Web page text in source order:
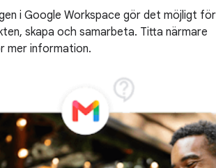
i Google Workspace gör det möjligt för
skapa och samarbeta. Titta närmare
mer information.